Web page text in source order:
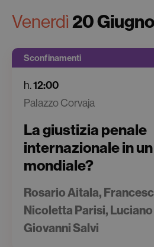
Venerdì20
Sconfinamenti
h.12:00
Palazzo Corvaja
La giustizia penale
internazionale in
mondiale?
Rosario Aitala,
Nicoletta Parisi,
Giovanni Salvi